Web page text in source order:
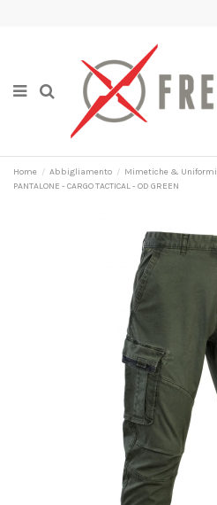
Home Abbigliamento Mimetiche & Uniformi
PANTALONE - CARGO TACTICAL - OD GREEN